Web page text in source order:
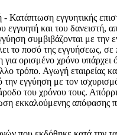
εγγυητικής
και του δανειστή,
συμβιβάζονται με
το ποσό της εγγυήσεως,
ορισμένο χρόνο
τρόπο. Αγωγή εταιρείας
εγγύηση με τον ισχυρισμό
του χρόνου τους.
εκκαλούμενης